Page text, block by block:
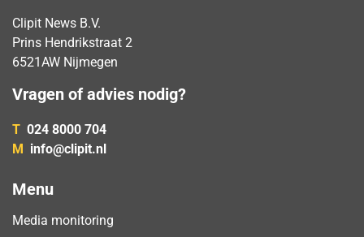
Clipit News B.V.
Prins Hendrikstraat 2
6521AW Nijmegen
Vragen of advies nodig?
T 024 8000 704
M info@clipit.nl
Menu
Media monitoring